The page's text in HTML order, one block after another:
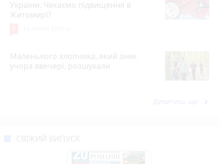
України. Чекаємо підвищення в
Житомирі?
Маленького хлопчика, який зник
учора ввечері, розшукали